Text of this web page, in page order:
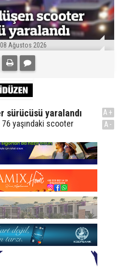
08 Ağustos 2026
sürücüsü yaralandı
76 yaşındaki scooter
A+
A-